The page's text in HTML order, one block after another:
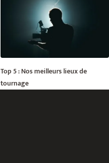
Top 5 : Nos meilleurs lieux de
tournage